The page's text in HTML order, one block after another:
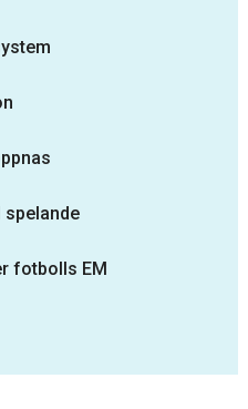
spelande
fotbolls EM